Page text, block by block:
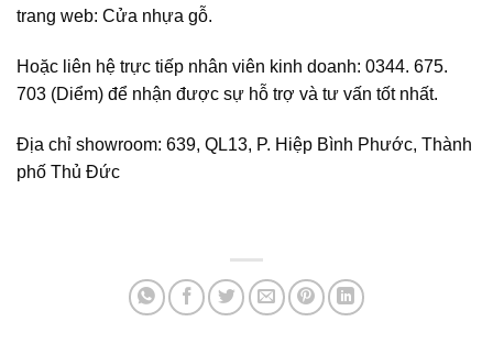
trang web: Cửa nhựa gỗ.
Hoặc liên hệ trực tiếp nhân viên kinh doanh: 0344. 675.
703 (Diểm) để nhận được sự hỗ trợ và tư vấn tốt nhất.
Địa chỉ showroom: 639, QL13, P. Hiệp Bình Phước, Thành
phố Thủ Đức